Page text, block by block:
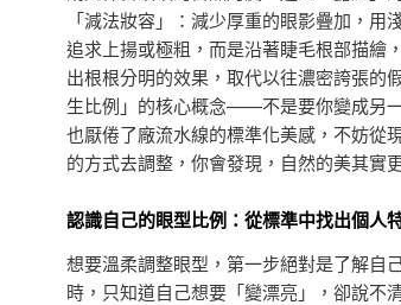
「減法妝容」：減少厚重的眼影疊加，
追求上揚或極粗，而是沿著睫毛根部描繪
出根根分明的效果，取代以往濃密誇張的
生比例」的核心概念——不是要你變成另
也厭倦了廠流水線的標準化美感，不妨從
的方式去調整，你會發現，自然的美其實
認識自己的眼型比例：從標準中找出個人
想要溫柔調整眼型，第一步絕對是了解自
時，只知道自己想要「變漂亮」，卻說不